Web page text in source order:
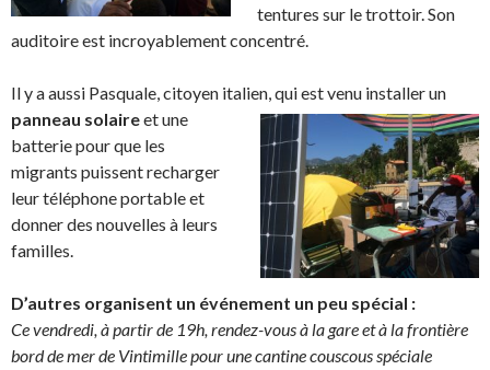
tentures sur le trottoir. Son
auditoire est incroyablement concentré.
Il y a aussi Pasquale, citoyen italien, qui est venu installer un
panneau solaireet une
batterie pour que les
migrants puissent recharger
leur téléphone portable et
donner des nouvelles à leurs
familles.
D’autres organisent un événement un peu spécial :
Ce vendredi, à partir de 19h, rendez-vous à la gare et à la frontière
bord de mer de Vintimille pour une cantine couscous spéciale